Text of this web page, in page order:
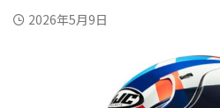
2026年5月9日